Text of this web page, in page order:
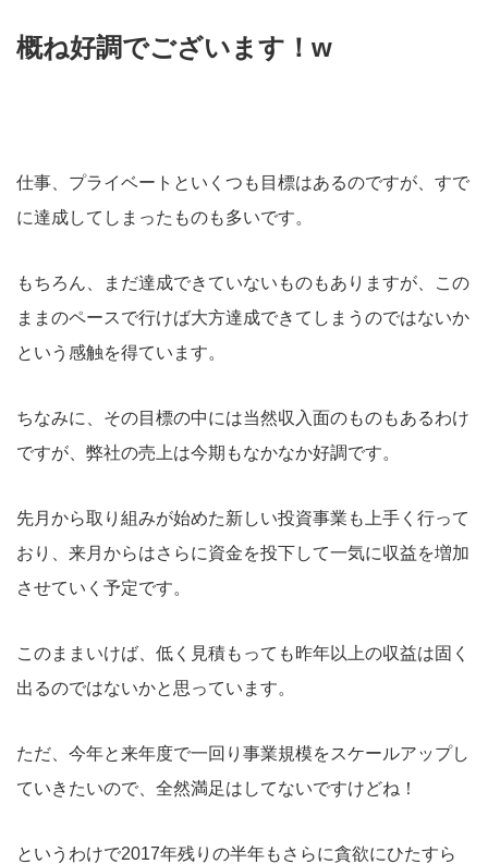
概ね好調でございます！w
仕事、プライベートといくつも目標はあるのですが、すで
に達成してしまったものも多いです。
もちろん、まだ達成できていないものもありますが、この
ままのペースで行けば大方達成できてしまうのではないか
という感触を得ています。
ちなみに、その目標の中には当然収入面のものもあるわけ
ですが、弊社の売上は今期もなかなか好調です。
先月から取り組みが始めた新しい投資事業も上手く行って
おり、来月からはさらに資金を投下して一気に収益を増加
させていく予定です。
このままいけば、低く見積もっても昨年以上の収益は固く
出るのではないかと思っています。
ただ、今年と来年度で一回り事業規模をスケールアップし
ていきたいので、全然満足はしてないですけどね！
というわけで2017年残りの半年もさらに貪欲にひたすら